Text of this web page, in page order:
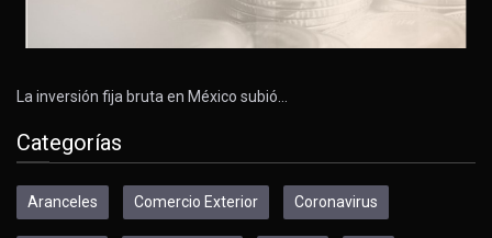
La inversión fija bruta en México subió…
Categorías
Aranceles Comercio Exterior Coronavirus